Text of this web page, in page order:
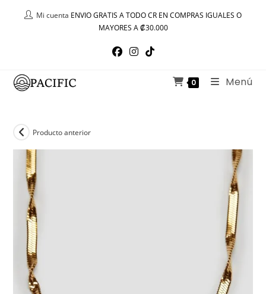
Mi cuenta ENVIO GRATIS A TODO CR EN COMPRAS IGUALES O
MAYORES A ₡30.000
0 Menú
Producto anterior